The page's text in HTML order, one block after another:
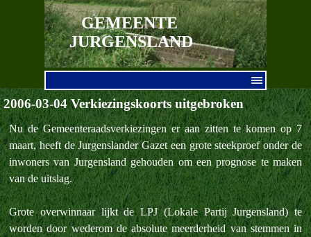
Ga naar de inhoud
GEMEENTE
JURGENSLAND
2006-03-04 Verkiezingskoorts uitgebroken
Nu de Gemeenteraadsverkiezingen er aan zitten te komen op 7
maart, heeft de Jurgenslander Gazet een grote steekproef onder de
inwoners van Jurgensland gehouden om een prognose te maken
van de uitslag.
Grote overwinnaar lijkt de LPJ (Lokale Partij Jurgensland) te
worden door wederom de absolute meerderheid van stemmen in